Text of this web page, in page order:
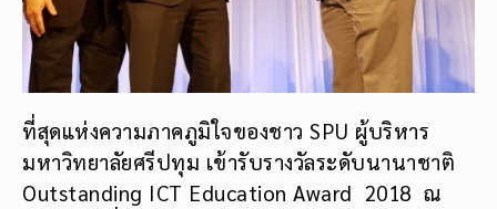
ที่สุดแห่งความภาคภูมิใจของชาว SPU ผู้บริหาร
มหาวิทยาลัยศรีปทุม เข้ารับรางวัลระดับนานาชาติ
Outstanding ICT Education Award ​2018 ณ